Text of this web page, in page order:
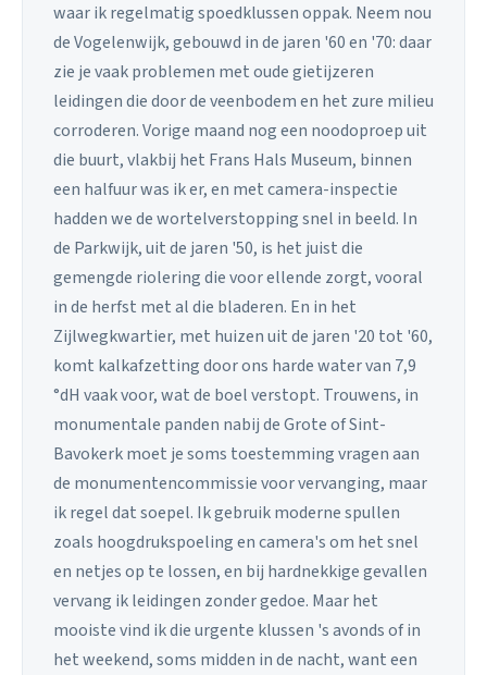
waar ik regelmatig spoedklussen oppak. Neem nou
de Vogelenwijk, gebouwd in de jaren '60 en '70: daar
zie je vaak problemen met oude gietijzeren
leidingen die door de veenbodem en het zure milieu
corroderen. Vorige maand nog een noodoproep uit
die buurt, vlakbij het Frans Hals Museum, binnen
een halfuur was ik er, en met camera-inspectie
hadden we de wortelverstopping snel in beeld. In
de Parkwijk, uit de jaren '50, is het juist die
gemengde riolering die voor ellende zorgt, vooral
in de herfst met al die bladeren. En in het
Zijlwegkwartier, met huizen uit de jaren '20 tot '60,
komt kalkafzetting door ons harde water van 7,9
°dH vaak voor, wat de boel verstopt. Trouwens, in
monumentale panden nabij de Grote of Sint-
Bavokerk moet je soms toestemming vragen aan
de monumentencommissie voor vervanging, maar
ik regel dat soepel. Ik gebruik moderne spullen
zoals hoogdrukspoeling en camera's om het snel
en netjes op te lossen, en bij hardnekkige gevallen
vervang ik leidingen zonder gedoe. Maar het
mooiste vind ik die urgente klussen 's avonds of in
het weekend, soms midden in de nacht, want een